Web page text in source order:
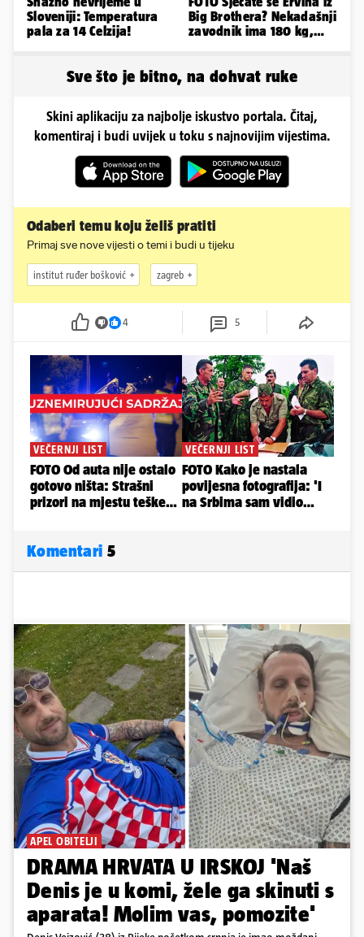
Sloveniji: Temperatura
pala za 14 Celzija!
Big Brothera? Nekadašnji
zavodnik ima 180 kg,
Sve što je bitno, na dohvat ruke
Skini aplikaciju za najbolje iskustvo portala. Čitaj,
komentiraj i budi uvijek u toku s najnovijim vijestima.
Odaberi temu koju želiš pratiti
Primaj sve nove vijesti o temi i budi u tijeku
institut ruđer bošković zagreb
4 5
Komentari 5
APEL OBITELJI
DRAMA HRVATA U IRSKOJ 'Naš
Denis je u komi, žele ga skinuti s
aparata! Molim vas, pomozite'